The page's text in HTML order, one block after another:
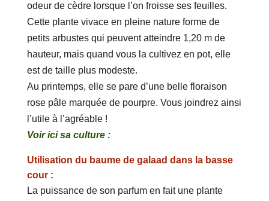
odeur de cèdre lorsque l’on froisse ses feuilles.
Cette plante vivace en pleine nature forme de
petits arbustes qui peuvent atteindre 1,20 m de
hauteur, mais quand vous la cultivez en pot, elle
est de taille plus modeste.
Au printemps, elle se pare d’une belle floraison
rose pâle marquée de pourpre. Vous joindrez ainsi
l’utile à l’agréable !
Voir ici sa culture :
Utilisation du baume de galaad dans la basse
cour :
La puissance de son parfum en fait une plante